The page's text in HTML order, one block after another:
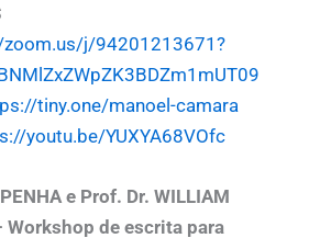
j/94201213671?
tiny.one/manoel-camara
youtu.be/YUXYA68VOfc
e Prof. Dr. WILLIAM
Workshop de escrita para